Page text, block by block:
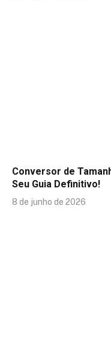
Conversor de
Seu Guia Definitivo!
8 de junho de 2026